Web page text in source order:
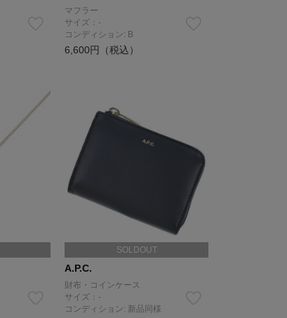
マフラー
サイズ：-
コンディション: B
6,600円（税込）
SOLDOUT
A.P.C.
財布・コインケース
サイズ：-
コンディション: 新品同様